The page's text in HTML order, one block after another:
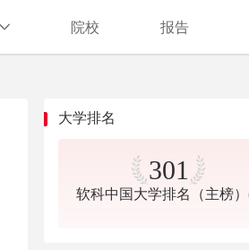
院校 报告
大学排名
301
软科中国大学排名（主榜）